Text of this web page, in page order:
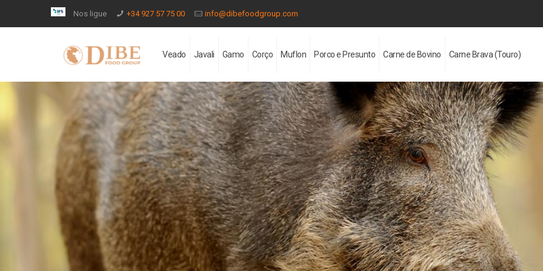
Nos ligue +34 927 57 75 00 info@dibefoodgroup.com
Veado Javali Gamo Corço Muflon Porco e Presunto Carne de Bovino Carne Brava (Touro)